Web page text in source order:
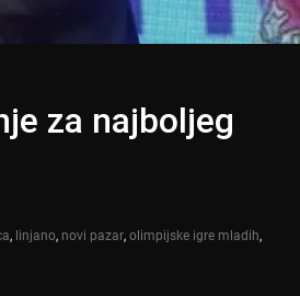
za najboljeg
, linjano, novi pazar, olimpijske igre mladih,